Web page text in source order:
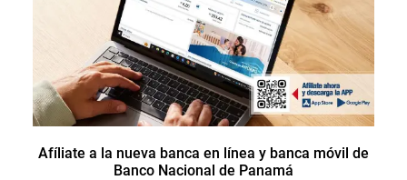
Afíliate a la nueva banca en línea y banca móvil de
Banco Nacional de Panamá